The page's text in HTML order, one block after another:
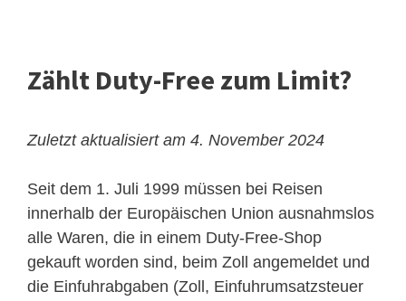
Zählt Duty-Free zum Limit?
Zuletzt aktualisiert am 4. November 2024
Seit dem 1. Juli 1999 müssen bei Reisen
innerhalb der Europäischen Union ausnahmslos
alle Waren, die in einem Duty-Free-Shop
gekauft worden sind, beim Zoll angemeldet und
die Einfuhrabgaben (Zoll, Einfuhrumsatzsteuer